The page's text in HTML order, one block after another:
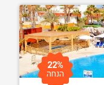
22%
הנחה